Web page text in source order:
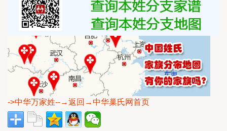
->中华万家姓--→返回→中华巢氏网首页